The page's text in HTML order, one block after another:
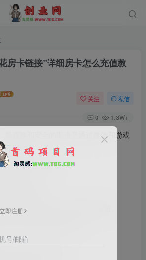
房卡链接”详细房卡怎么充值教
关注 私信
0 1.3W+
最直接和安全的渠道是通过微信和游戏
购买方法：
服：85527366】
”选项。
”的购买选项。
和数量，并点击“立即购买”按钮。
自动充值到您的账户中。
或华为应用市场。
即注册
号/邮箱